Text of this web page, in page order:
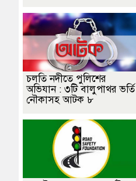
চলতি নদীতে পুলিশের
অভিযান : ৩টি বালুপাথর ভর্তি
নৌকাসহ আটক ৮